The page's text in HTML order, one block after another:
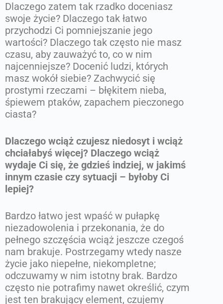
Dlaczego zatem tak rzadko doceniasz
swoje życie? Dlaczego tak łatwo
przychodzi Ci pomniejszanie jego
wartości? Dlaczego tak często nie masz
czasu, aby zauważyć to, co w nim
najcenniejsze? Docenić ludzi, których
masz wokół siebie? Zachwycić się
prostymi rzeczami – błękitem nieba,
śpiewem ptaków, zapachem pieczonego
ciasta?
Dlaczego wciąż czujesz niedosyt i wciąż
chciałabyś więcej? Dlaczego wciąż
wydaje Ci się, że gdzieś indziej, w jakimś
innym czasie czy sytuacji – byłoby Ci
lepiej?
Bardzo łatwo jest wpaść w pułapkę
niezadowolenia i przekonania, że do
pełnego szczęścia wciąż jeszcze czegoś
nam brakuje. Postrzegamy wtedy nasze
życie jako niepełne, niekompletne;
odczuwamy w nim istotny brak. Bardzo
często nie potrafimy nawet określić, czym
jest ten brakujący element, czujemy